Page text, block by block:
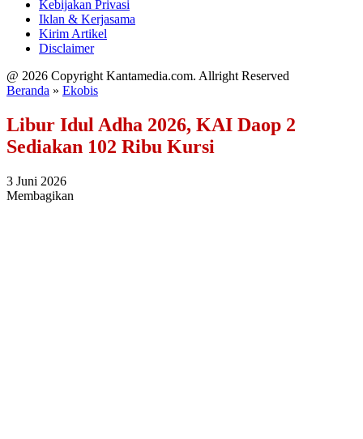
Kebijakan Privasi
Iklan & Kerjasama
Kirim Artikel
Disclaimer
@ 2026 Copyright Kantamedia.com. Allright Reserved
Beranda » Ekobis
Libur Idul Adha 2026, KAI Daop 2
Sediakan 102 Ribu Kursi
3 Juni 2026
Membagikan